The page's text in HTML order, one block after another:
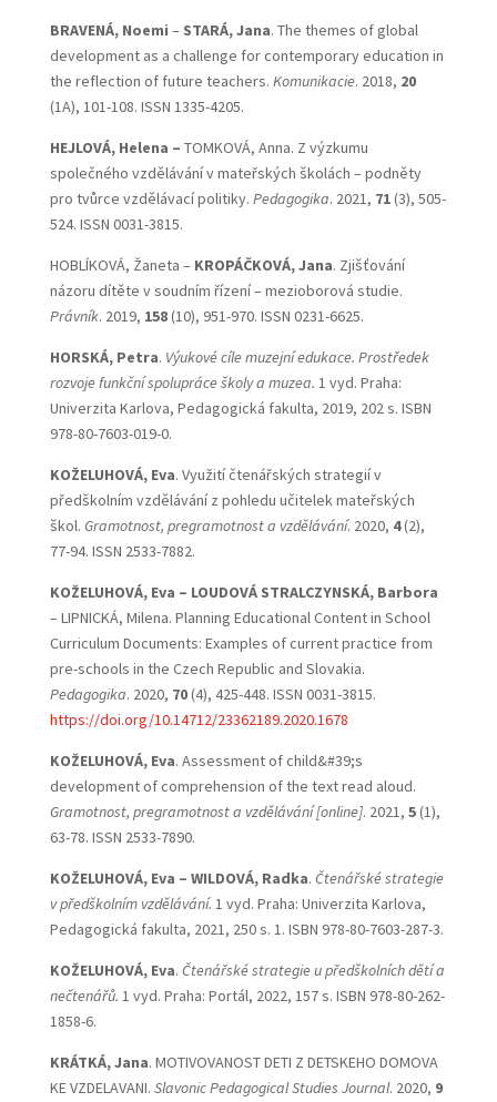
BRAVENÁ, Noemi – STARÁ, Jana. The themes of global
development as a challenge for contemporary education in
the reflection of future teachers. Komunikacie. 2018, 20
(1A), 101-108. ISSN 1335-4205.
HEJLOVÁ, Helena – TOMKOVÁ, Anna. Z výzkumu
společného vzdělávání v mateřských školách – podněty
pro tvůrce vzdělávací politiky. Pedagogika. 2021, 71(3), 505-
524. ISSN 0031-3815.
HOBLÍKOVÁ, Žaneta – KROPÁČKOVÁ, Jana. Zjišťování
názoru dítěte v soudním řízení – mezioborová studie.
Právník. 2019, 158(10), 951-970. ISSN 0231-6625.
HORSKÁ, Petra. Výukové cíle muzejní edukace. Prostředek
rozvoje funkční spolupráce školy a muzea. 1 vyd. Praha:
Univerzita Karlova, Pedagogická fakulta, 2019, 202 s. ISBN
978-80-7603-019-0.
KOŽELUHOVÁ, Eva. Využití čtenářských strategií v
předškolním vzdělávání z pohledu učitelek mateřských
škol. Gramotnost, pregramotnost a vzdělávání. 2020, 4(2),
77-94. ISSN 2533-7882.
KOŽELUHOVÁ, Eva – LOUDOVÁ STRALCZYNSKÁ, Barbora
– LIPNICKÁ, Milena. Planning Educational Content in School
Curriculum Documents: Examples of current practice from
pre-schools in the Czech Republic and Slovakia.
Pedagogika. 2020, 70(4), 425-448. ISSN 0031-3815.
https://doi.org/10.14712/23362189.2020.1678
KOŽELUHOVÁ, Eva. Assessment of child&#39;s
development of comprehension of the text read aloud.
Gramotnost, pregramotnost a vzdělávání [online]. 2021, 5(1),
63-78. ISSN 2533-7890.
KOŽELUHOVÁ, Eva – WILDOVÁ, Radka. Čtenářské strategie
v předškolním vzdělávání. 1 vyd. Praha: Univerzita Karlova,
Pedagogická fakulta, 2021, 250 s. 1. ISBN 978-80-7603-287-3.
KOŽELUHOVÁ, Eva. Čtenářské strategie u předškolních dětí a
nečtenářů. 1 vyd. Praha: Portál, 2022, 157 s. ISBN 978-80-262-
1858-6.
KRÁTKÁ, Jana. MOTIVOVANOST DETI Z DETSKEHO DOMOVA
KE VZDELAVANI. Slavonic PedagogicalStudies Journal. 2020, 9